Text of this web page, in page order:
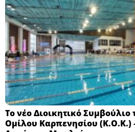
Το νέο Διοικητικό
Ομίλου Καρπενησίου (Κ.Ο.Κ.)